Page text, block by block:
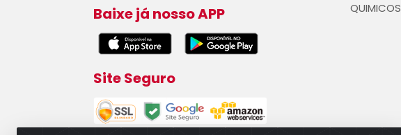
Baixe já nosso APP
Site Seguro
QUIMICOS